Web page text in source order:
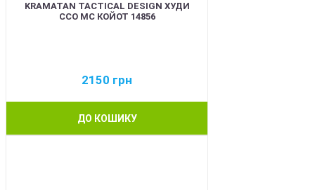
KRAMATAN TACTICAL DESIGN ХУДИ
ССО МС КОЙОТ 14856
2150 грн
ДО КОШИКУ